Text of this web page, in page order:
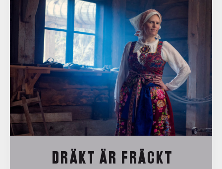
DRÄKT ÄR FRÄCKT